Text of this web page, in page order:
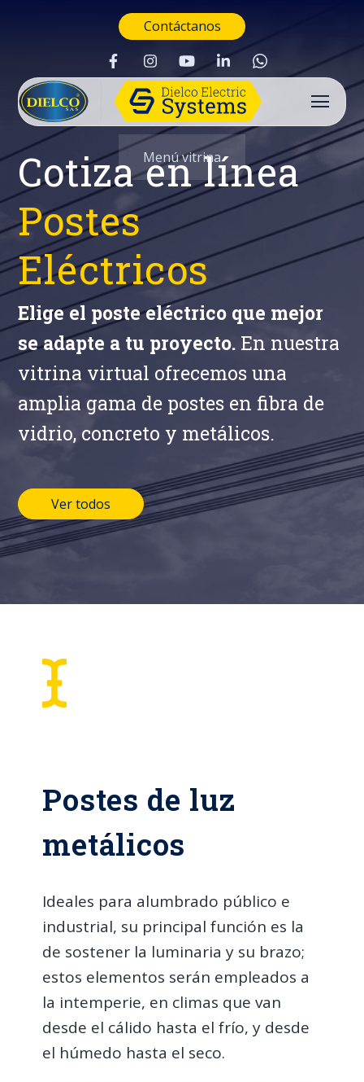
Contáctanos
Buscar
Menú vitrina
Cotiza en línea
Postes
Eléctricos
Elige el poste eléctrico que mejor
se adapte a tu proyecto. En nuestra
vitrina virtual ofrecemos una
amplia gama de postes en fibra de
vidrio, concreto y metálicos.
Ver todos
Postes de luz
metálicos
Ideales para alumbrado público e
industrial, su principal función es la
de sostener la luminaria y su brazo;
estos elementos serán empleados a
la intemperie, en climas que van
desde el cálido hasta el frío, y desde
el húmedo hasta el seco.